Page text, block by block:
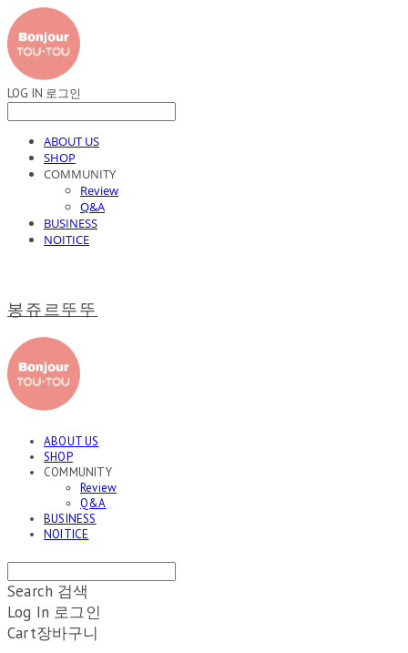
LOG IN 로그인
ABOUT US
SHOP
COMMUNITY
Review
Q&A
BUSINESS
NOITICE
봉쥬르뚜뚜
ABOUT US
SHOP
COMMUNITY
Review
Q&A
BUSINESS
NOITICE
Search 검색
Log In 로그인
Cart장바구니